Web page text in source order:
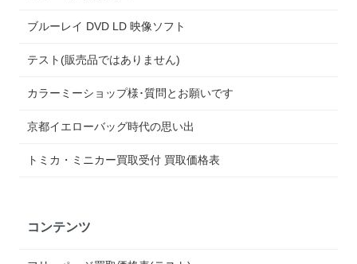
ブルーレイ DVD LD 映像ソフト
テスト(販売品ではありません)
カラーミーショップ様･質問とお願いです
京都イエローバッグ時代の思い出
トミカ・ミニカー買取受付 買取価格表
コンテンツ